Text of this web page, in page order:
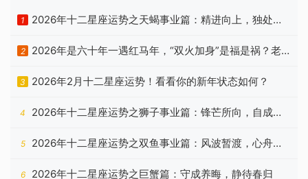
1
2026年十二星座运势之天蝎事业篇：精进向上，独处自
2
2026年是六十年一遇红马年，“双火加身”是福是祸？老
祖宗忠告有答案
3 2026年2月十二星座运势！看看你的新年状态如何？
4
2026年十二星座运势之狮子事业篇：锋芒所向，自成山
5
2026年十二星座运势之双鱼事业篇：风波暂渡，心舟自
6 2026年十二星座运势之巨蟹篇：守成养晦，静待春归